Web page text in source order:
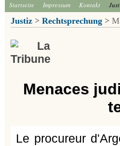
Startseite Impressum Kontakt
Justiz > Rechtsprechung >
Menaces
Le procureur